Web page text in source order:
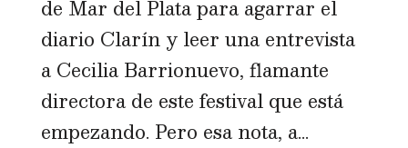
de Mar del Plata para agarrar el
diario Clarín y leer una entrevista
a Cecilia Barrionuevo, flamante
directora de este festival que está
empezando. Pero esa nota, a...